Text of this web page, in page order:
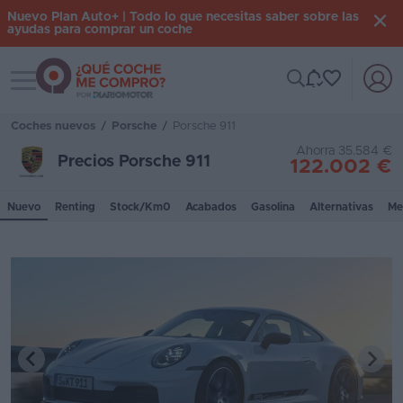
Iniciar
Inicio
Coches
Stock
KM
Nuevo Plan Auto+ | Todo lo que necesitas saber sobre las
ayudas para comprar un coche
Toggle navigation
Coches nuevos / Porsche / Porsche 911
Precios Porsche 911
Ahorra 35.584 €
122.002 €
Nuevo Renting Stock/Km0 Acabados Gasolina Alternativas